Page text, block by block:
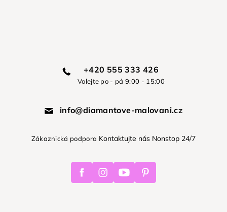
+420 555 333 426
Volejte po - pá 9:00 - 15:00
info@diamantove-malovani.cz
Zákaznická podpora Kontaktujte nás Nonstop 24/7
FacebookInstagramYoutube Pinterest